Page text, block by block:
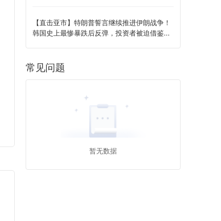
【直击亚市】特朗普誓言继续推进伊朗战争！
韩国史上最惨暴跌后反弹，投资者被迫借鉴...
常见问题
暂无数据